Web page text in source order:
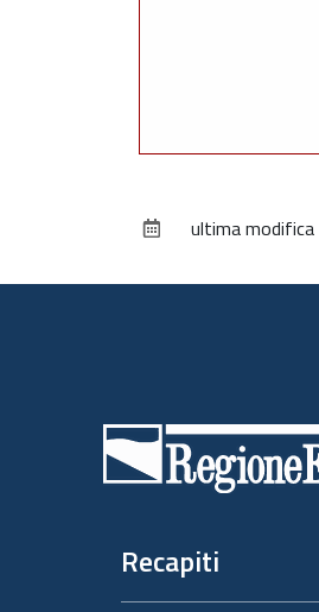
ultima modifica
Recapiti